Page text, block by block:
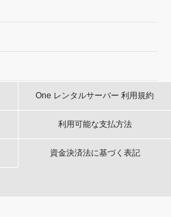
One レンタルサーバー 利用規約
利用可能な支払方法
資金決済法に基づく表記